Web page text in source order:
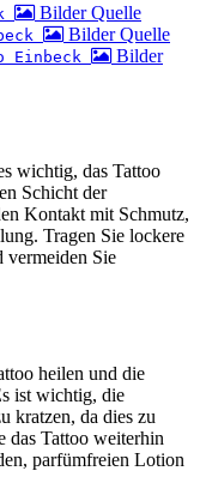
Bilder Quelle
Bilder Quelle
Bilder
wichtig, das Tattoo
Schicht der
Kontakt mit Schmutz,
Tragen Sie lockere
Sie
heilen und die
ist wichtig, die
kratzen, da dies zu
das Tattoo weiterhin
parfümfreien Lotion